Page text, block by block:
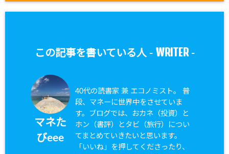
この記事を書いている人 - WRITER-
マネた
びeee
40代の読書家 兼 エコノミスト。 普
段、マネーに世界中をさせていま
す。ブログでは、おカネ（投資）と
ホン（書評）とタビ（旅行）につい
てまとめていきたいと思います。
「いいね」を押してくださったり、